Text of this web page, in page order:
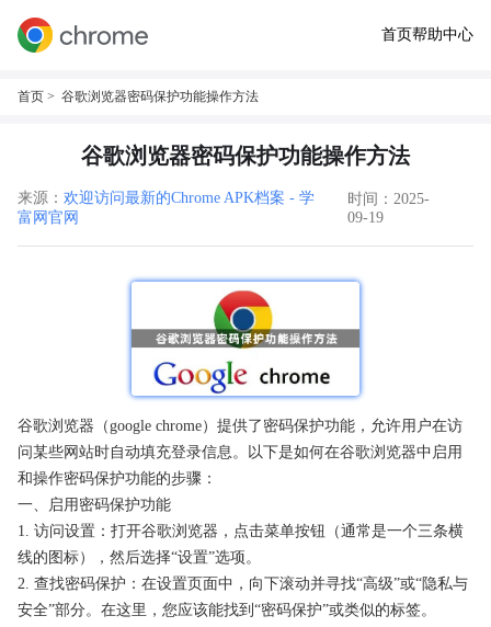
首页帮助中心
首页 > 谷歌浏览器密码保护功能操作方法
谷歌浏览器密码保护功能操作方法
来源： 欢迎访问最新的Chrome APK档案 - 学
富网官网
时间：2025-
09-19
谷歌浏览器（google chrome）提供了密码保护功能，允许用户在访
问某些网站时自动填充登录信息。以下是如何在谷歌浏览器中启用
和操作密码保护功能的步骤：
一、启用密码保护功能
1. 访问设置：打开谷歌浏览器，点击菜单按钮（通常是一个三条横
线的图标），然后选择“设置”选项。
2. 查找密码保护：在设置页面中，向下滚动并寻找“高级”或“隐私与
安全”部分。在这里，您应该能找到“密码保护”或类似的标签。